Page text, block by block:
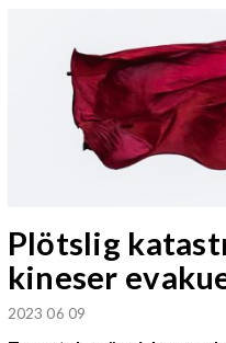
Plötslig
kineser
2023 06 09